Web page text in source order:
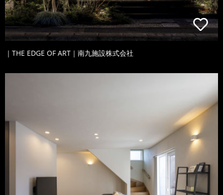
｜THE EDGE OF ART｜南九施設株式会社